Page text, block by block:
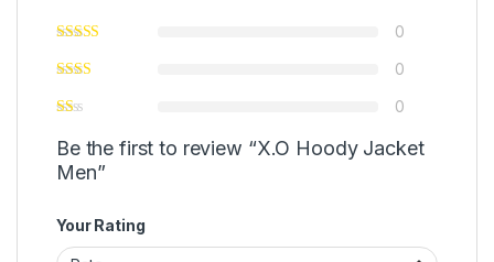
0
0
0
Be the first to review “X.O Hoody Jacket
Men”
Your Rating